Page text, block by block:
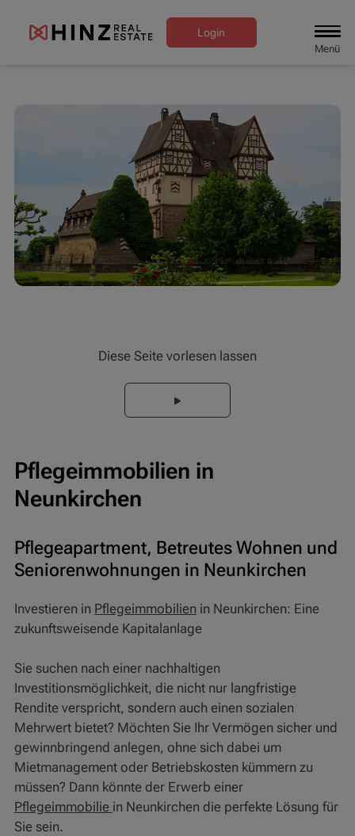
Login
Diese Seite vorlesen lassen
Pflegeimmobilien in
Neunkirchen
Pflegeapartment, Betreutes Wohnen und
Seniorenwohnungen in Neunkirchen
Investieren in Pflegeimmobilien in Neunkirchen: Eine
zukunftsweisende Kapitalanlage
Sie suchen nach einer nachhaltigen
Investitionsmöglichkeit, die nicht nur langfristige
Rendite verspricht, sondern auch einen sozialen
Mehrwert bietet? Möchten Sie Ihr Vermögen sicher und
gewinnbringend anlegen, ohne sich dabei um
Mietmanagement oder Betriebskosten kümmern zu
müssen? Dann könnte der Erwerb einer
Pflegeimmobilie in Neunkirchen die perfekte Lösung für
Sie sein.